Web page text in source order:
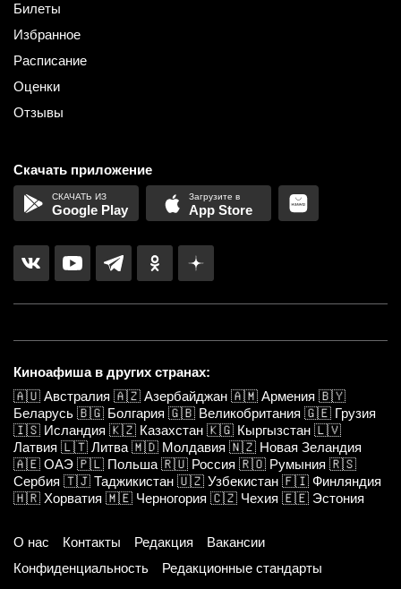
Билеты
Избранное
Расписание
Оценки
Отзывы
Скачать приложение
Google Play App Store
Киноафиша в других странах:
🇦🇺 Австралия 🇦🇿 Азербайджан 🇦🇲 Армения 🇧🇾
Беларусь 🇧🇬 Болгария 🇬🇧 Великобритания 🇬🇪 Грузия
🇮🇸 Исландия 🇰🇿 Казахстан 🇰🇬 Кыргызстан 🇱🇻
Латвия 🇱🇹 Литва 🇲🇩 Молдавия 🇳🇿 Новая Зеландия
🇦🇪 ОАЭ 🇵🇱 Польша 🇷🇺 Россия 🇷🇴 Румыния 🇷🇸
Сербия 🇹🇯 Таджикистан 🇺🇿 Узбекистан 🇫🇮 Финляндия
🇭🇷 Хорватия 🇲🇪 Черногория 🇨🇿 Чехия 🇪🇪 Эстония
О нас Контакты Редакция
Вакансии
Конфиденциальность
Редакционные стандарты